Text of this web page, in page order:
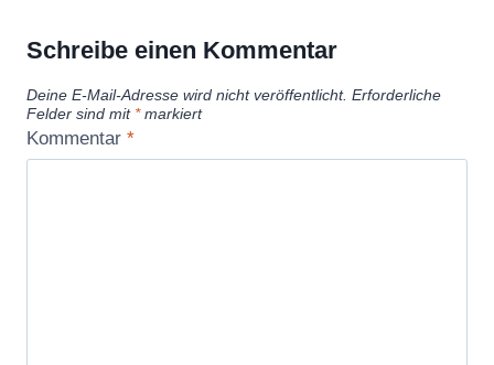
Schreibe einen Kommentar
Deine E-Mail-Adresse wird nicht veröffentlicht. Erforderliche
Felder sind mit *markiert
Kommentar *